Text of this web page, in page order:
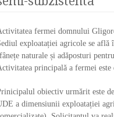
fermei domnului
exploatației agricole se află
naturale și adăposturi
principală a fermei este
obiectiv urmărit este
a dimensiunii exploatației